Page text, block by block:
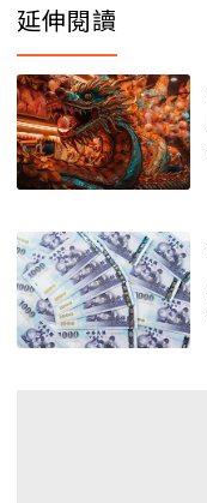
延伸閱讀